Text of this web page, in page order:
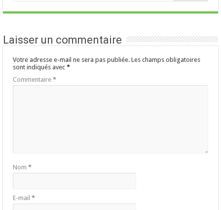
Laisser un commentaire
Votre adresse e-mail ne sera pas publiée. Les champs obligatoires
sont indiqués avec*
Commentaire*
Nom*
E-mail*